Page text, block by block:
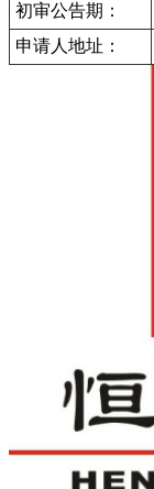
初审公告期：
申请人地址：